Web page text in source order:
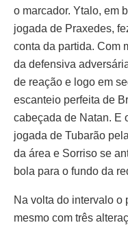
o marcador. Ytalo, em
jogada de Praxedes,
conta da partida. Com
da defensiva
de reação e logo em
escanteio perfeita de
cabeçada de Natan. E
jogada de Tubarão
da área e Sorriso se
bola para o fundo da
Na volta do intervalo o
mesmo com três